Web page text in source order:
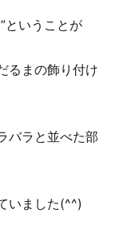
ということが
るまの飾り付け
バラと並べた部
いました(^^)